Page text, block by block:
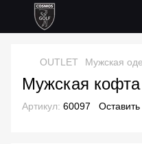
OUTLET Мужская
Мужская
Артикул: 60097